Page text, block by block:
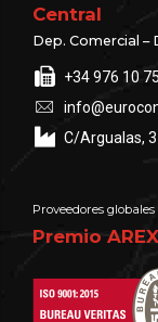
Central
Dep. Comercial –
+34 976 10
C/Argualas,
Proveedores globales
Premio